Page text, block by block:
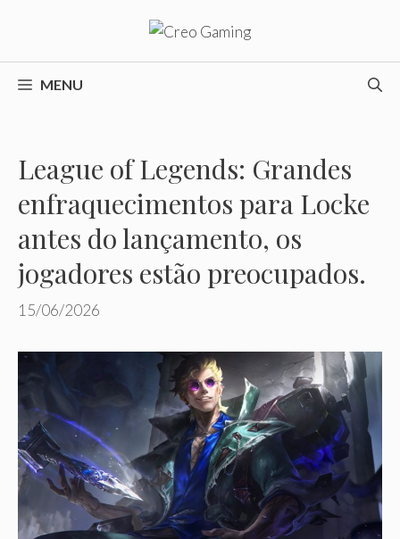
o
conteúdoMENU
League of Legends: Grandes
enfraquecimentos para Locke
antes do lançamento, os
jogadores estão preocupados.
15/06/2026